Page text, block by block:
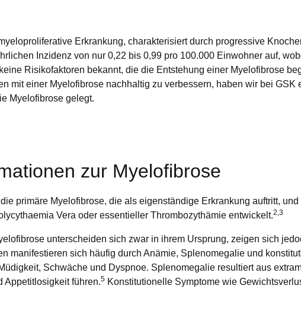
Erkrankung, charakterisiert durch progressive
Inzidenz von nur 0,22 bis 0,99 pro 100.000 Einwohner auf,
Risikofaktoren bekannt, die die Entstehung einer Myelofibrose
mit einer Myelofibrose nachhaltig zu verbessern, haben wir bei GSK
Myelofibrose gelegt.
zur Myelofibrose
primäre Myelofibrose, die als eigenständige Erkrankung auftritt,
Vera oder essentieller Thrombozythämie entwickelt.2,3
unterscheiden sich zwar in ihrem Ursprung, zeigen sich
manifestieren sich häufig durch Anämie, Splenomegalie und
Schwäche und Dyspnoe. Splenomegalie resultiert aus
Appetitlosigkeit führen.5 Konstitutionelle Symptome wie